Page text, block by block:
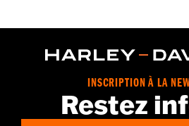
Dos extensible - Basique,Poignets
ajustable
Fermeture éclair à double
, ,
Poches de protection
GARANTIE:Garantie limitée de 2 ans -
d.com/warrantypour plus de détails
INSCRIPTION À LA
Restez